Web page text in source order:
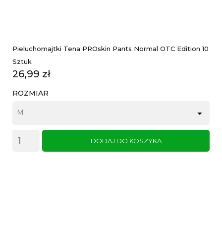
Pieluchomajtki Tena PROskin Pants Normal OTC Edition 10
Sztuk
Cena
26,99 zł
ROZMIAR
DODAJ DO KOSZYKA